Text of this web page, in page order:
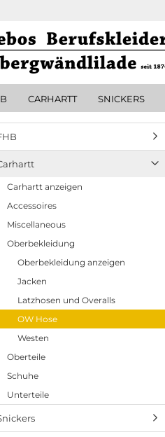
CARHARTT SNICKERS
Carhartt anzeigen
Accessoires
Miscellaneous
Oberbekleidung
Oberbekleidung anzeigen
Jacken
Latzhosen und Overalls
OW Hose
Westen
Oberteile
Schuhe
Unterteile